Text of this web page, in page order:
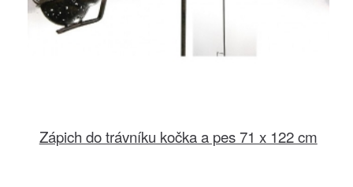
Zápich do trávníku kočka a pes 71 x 122 cm